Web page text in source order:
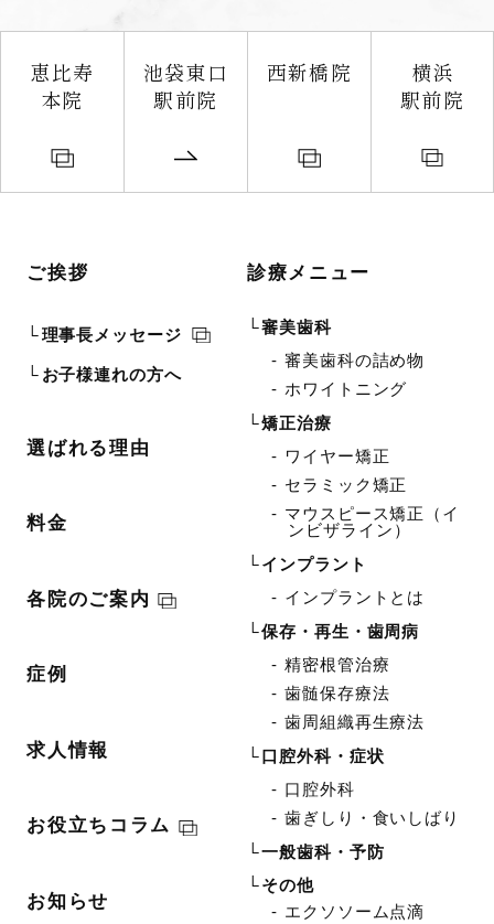
恵比寿
本院
池袋東口
駅前院
西新橋院
横浜
駅前院
ご挨拶
理事長メッセージ
お子様連れの方へ
選ばれる理由
料金
各院のご案内
症例
求人情報
お役立ちコラム
お知らせ
診療メニュー
審美歯科
審美歯科の詰め物
ホワイトニング
矯正治療
ワイヤー矯正
セラミック矯正
マウスピース矯正（イ
ンビザライン）
インプラント
インプラントとは
保存・再生・歯周病
精密根管治療
歯髄保存療法
歯周組織再生療法
口腔外科・症状
口腔外科
歯ぎしり・食いしばり
一般歯科・予防
その他
エクソソーム点滴